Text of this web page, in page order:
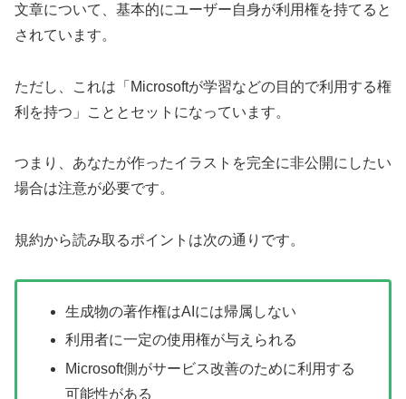
文章について、基本的にユーザー自身が利用権を持てると
されています。
ただし、これは「Microsoftが学習などの目的で利用する権
利を持つ」こととセットになっています。
つまり、あなたが作ったイラストを完全に非公開にしたい
場合は注意が必要です。
規約から読み取るポイントは次の通りです。
生成物の著作権はAIには帰属しない
利用者に一定の使用権が与えられる
Microsoft側がサービス改善のために利用する
可能性がある